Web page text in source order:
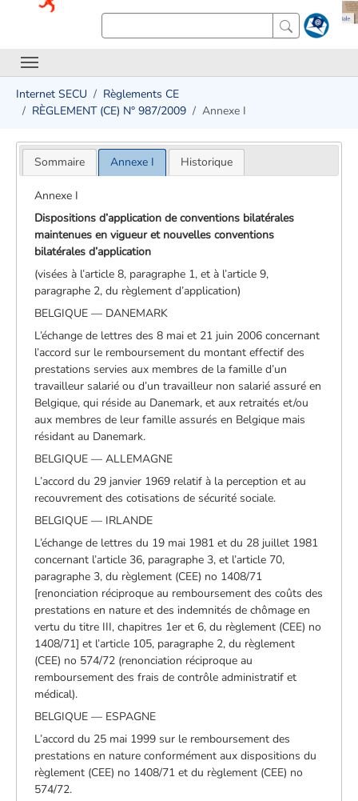
Internet SECU
Règlements CE
RÈGLEMENT (CE) N° 987/2009
Annexe I
Sommaire Annexe I Historique
Annexe I
Dispositions d’application de conventions bilatérales
maintenues en vigueur et nouvelles conventions
bilatérales d’application
(visées à l’article 8, paragraphe 1, et à l’article 9,
paragraphe 2, du règlement d’application)
BELGIQUE — DANEMARK
L’échange de lettres des 8 mai et 21 juin 2006 concernant
l’accord sur le remboursement du montant effectif des
prestations servies aux membres de la famille d’un
travailleur salarié ou d’un travailleur non salarié assuré en
Belgique, qui réside au Danemark, et aux retraités et/ou
aux membres de leur famille assurés en Belgique mais
résidant au Danemark.
BELGIQUE — ALLEMAGNE
L’accord du 29 janvier 1969 relatif à la perception et au
recouvrement des cotisations de sécurité sociale.
BELGIQUE — IRLANDE
L’échange de lettres du 19 mai 1981 et du 28 juillet 1981
concernant l’article 36, paragraphe 3, et l’article 70,
paragraphe 3, du règlement (CEE) no 1408/71
[renonciation réciproque au remboursement des coûts des
prestations en nature et des indemnités de chômage en
vertu du titre III, chapitres 1er et 6, du règlement (CEE) no
1408/71] et l’article 105, paragraphe 2, du règlement
(CEE) no 574/72 (renonciation réciproque au
remboursement des frais de contrôle administratif et
médical).
BELGIQUE — ESPAGNE
L’accord du 25 mai 1999 sur le remboursement des
prestations en nature conformément aux dispositions du
règlement (CEE) no 1408/71 et du règlement (CEE) no
574/72.